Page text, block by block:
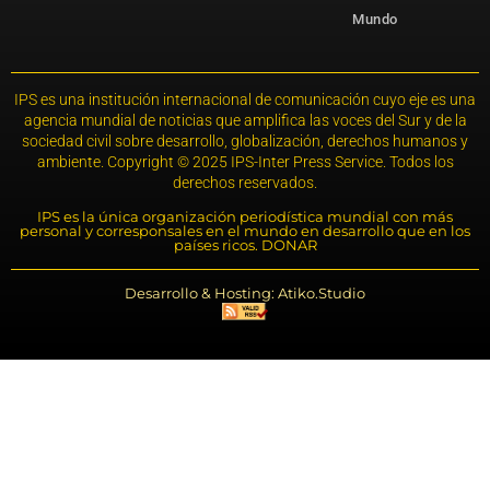
Mundo
IPS es una institución internacional de comunicación cuyo eje es una
agencia mundial de noticias que amplifica las voces del Sur y de la
sociedad civil sobre desarrollo, globalización, derechos humanos y
ambiente. Copyright © 2025 IPS-Inter Press Service. Todos los
derechos reservados.
IPS es la única organización periodística mundial con más
personal y corresponsales en el mundo en desarrollo que en los
países ricos. DONAR
Desarrollo & Hosting: Atiko.Studio